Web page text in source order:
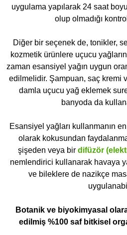
uygulama yapılarak 24 saat
olup olmadığı
Diğer bir seçenek de, tonikler,
kozmetik ürünlere uçucu
zaman esansiyel yağın uygun
edilmelidir. Şampuan, saç kremi
damla uçucu yağ eklemek
banyoda da
Esansiyel yağları kullanmanın
olarak kokusundan
şişeden veya bir difüzör
nemlendirici kullanarak havaya
ve bileklere de nazikçe
Botanik ve biyokimyasal
edilmiş %100 saf bitkisel